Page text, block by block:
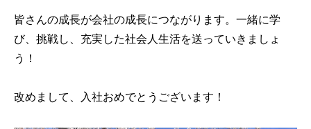
皆さんの成長が会社の成長につながります。一緒に学
び、挑戦し、充実した社会人生活を送っていきましょ
う！
改めまして、入社おめでとうございます！